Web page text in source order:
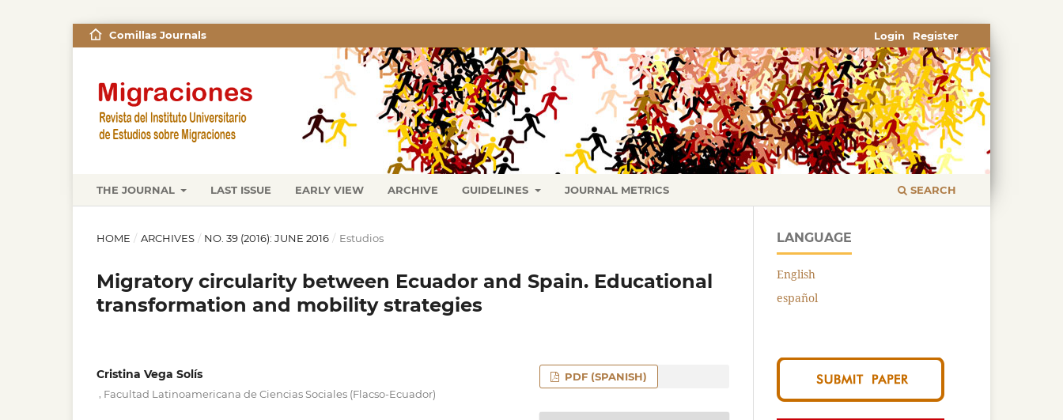
THE JOURNAL LAST ISSUE EARLY VIEW ARCHIVE GUIDELINES JOURNAL METRICS SEARCH
Comillas Journals Register
Login
HOME / ARCHIVES / NO. 39 (2016): JUNE 2016 / Estudios
Migratory circularity between Ecuador and Spain. Educational
transformation and mobility strategies
Cristina Vega Solís
Facultad Latinoamericana de Ciencias Sociales (Flacso-Ecuador)
PDF (SPANISH)
LANGUAGE
English
español